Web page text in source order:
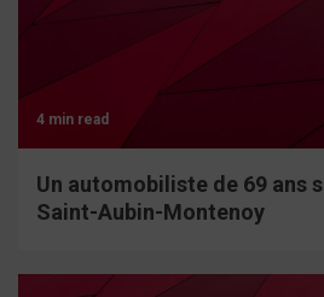
4 min read
Un automobiliste de 69 ans
Saint-Aubin-Montenoy